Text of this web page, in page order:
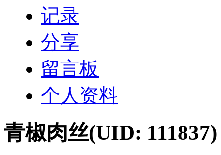
记录
分享
留言板
个人资料
青椒肉丝(UID: 111837)